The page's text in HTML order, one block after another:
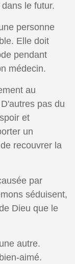
le futur.
personne
Elle doit
pendant
médecin.
au
pas du
et
un
recouvrer la
par
séduisent,
Dieu que le
autre.
aimé.